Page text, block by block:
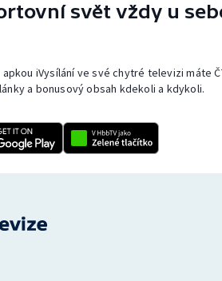
svět vždy u
apkou iVysílání ve své chytré televizi máte
a bonusový obsah kdekoli a kdykoli.